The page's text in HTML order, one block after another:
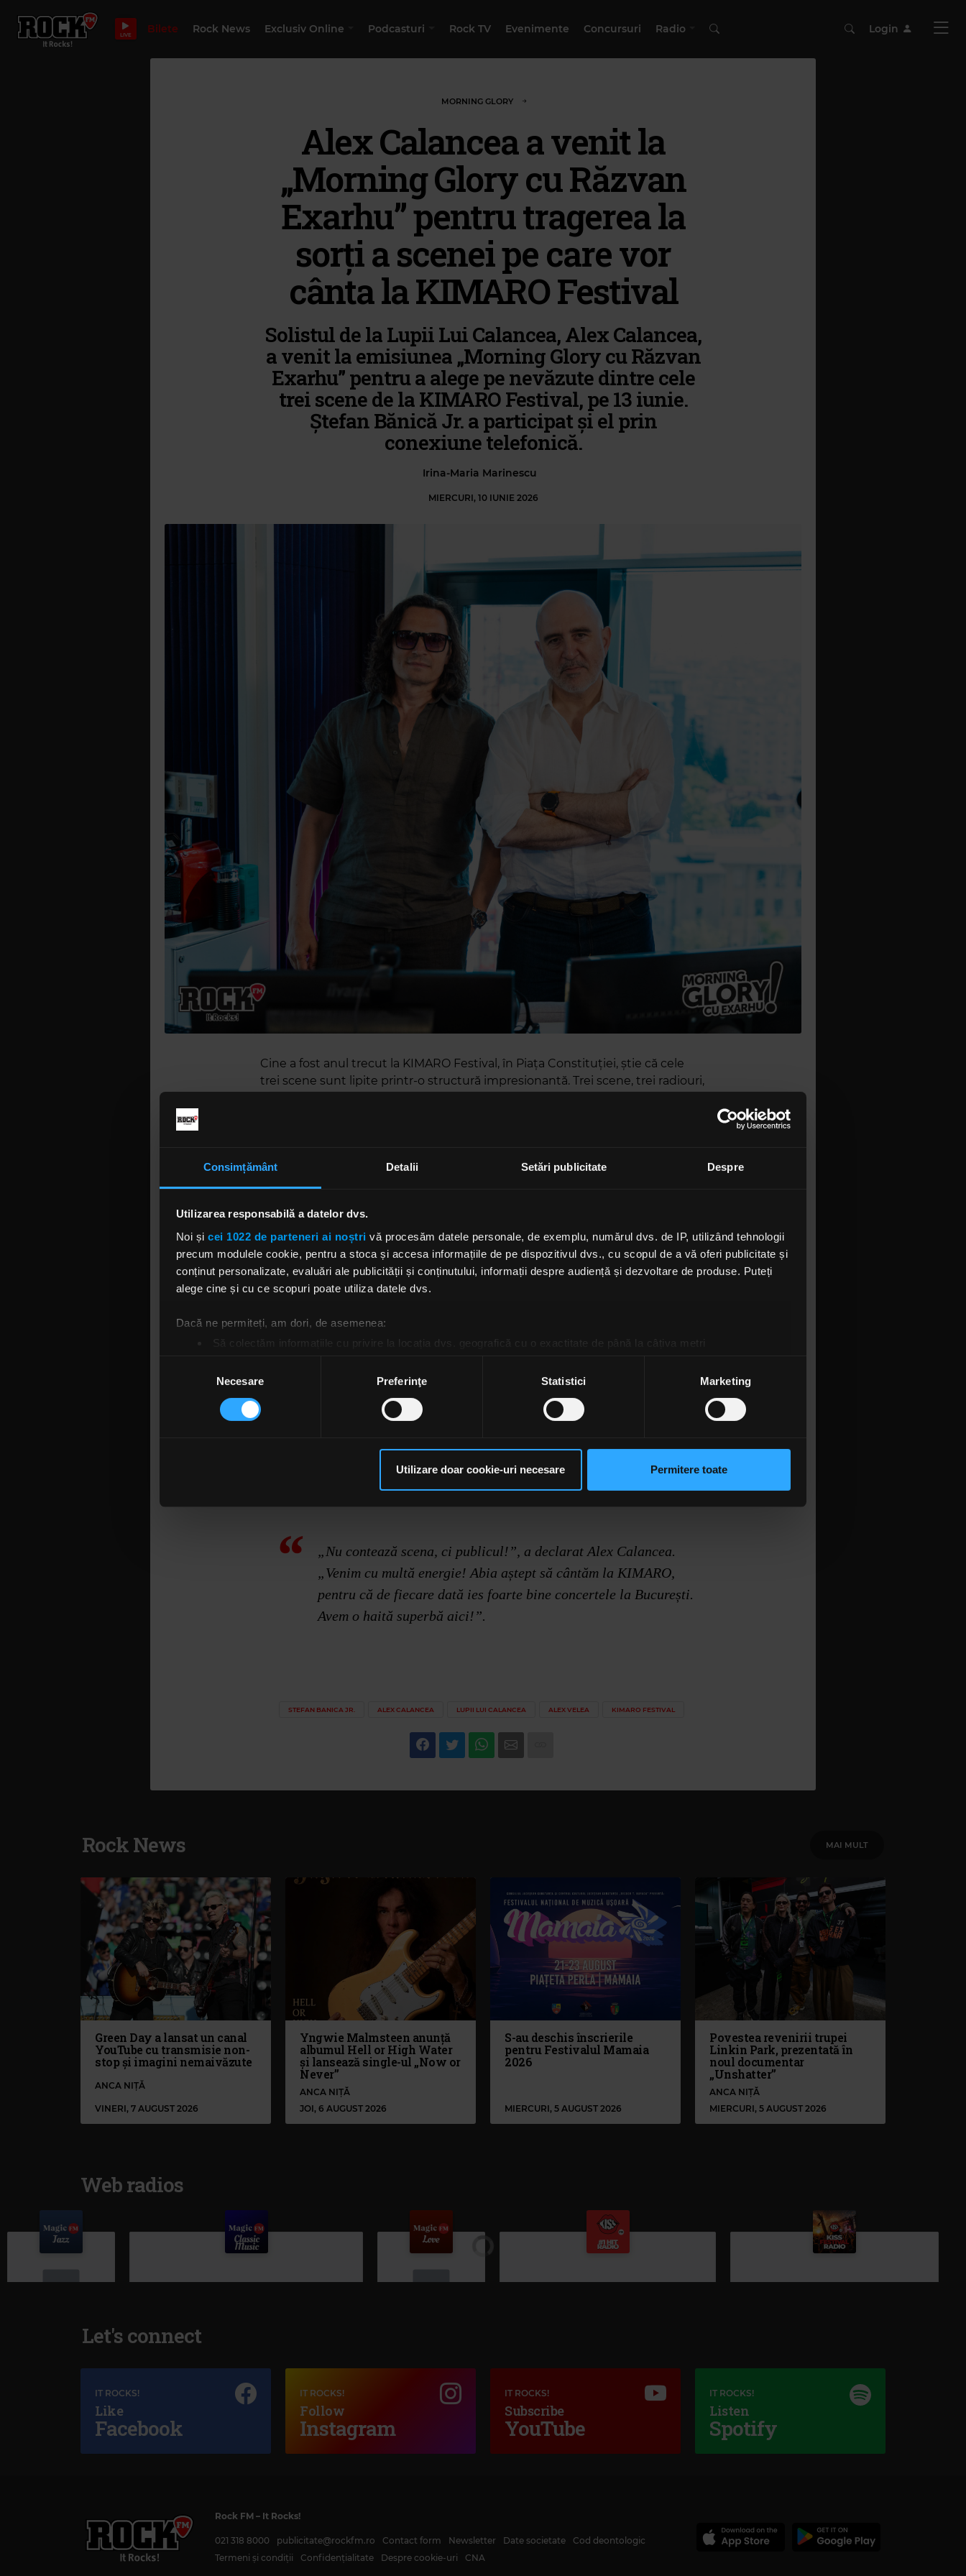
Consimțământ Detalii Setări publicitate Despre
Utilizarea responsabilă a datelor dvs.
Noi și cei 1022 de parteneri ai noștri vă procesăm datele personale, de exemplu, numărul dvs. de IP, utilizând tehnologii
precum modulele cookie, pentru a stoca și accesa informațiile de pe dispozitivul dvs., cu scopul de a vă oferi publicitate și
conținut personalizate, evaluări ale publicității și conținutului, informații despre audiență și dezvoltare de produse. Puteți
alege cine și cu ce scopuri poate utiliza datele dvs.
Dacă ne permiteți, am dori, de asemenea:
Să colectăm informațiile cu privire la locația dvs. geografică cu o exactitate de până la câțiva metri
Găsiți mai multe informații despre procesarea datelor dvs. personale și configurați-vă preferințele la
secțiunea cu detalii
Vă puteți modifica sau retrage oricând acordul din Declarația despre modulele cookie.
traficul. De asemenea, le oferim partenerilor de rețele sociale, de publicitate și de analize informații cu privire la modul în
care folosiți site-ul nostru. Aceștia le pot combina cu alte informații oferite de dvs. sau culese în urma folosirii serviciilor
consimțământului
Necesare Preferinţe Statistici Marketing
Utilizare doar cookie-uri necesare Permitere toate
LIVE Bilete Rock News Exclusiv Online Podcasturi Rock TV Evenimente Concursuri Radio Login
MORNING GLORY
Alex Calancea a venit la
„Morning Glory cu Răzvan
Exarhu” pentru tragerea la
sorți a scenei pe care vor
cânta la KIMARO Festival
Solistul de la Lupii Lui Calancea, Alex Calancea,
a venit la emisiunea „Morning Glory cu Răzvan
Exarhu” pentru a alege pe nevăzute dintre cele
trei scene de la KIMARO Festival, pe 13 iunie.
Ștefan Bănică Jr. a participat și el prin
conexiune telefonică.
Irina-Maria Marinescu
MIERCURI, 10 IUNIE 2026
Cine a fost anul trecut la KIMARO Festival, în Piața Constituției, știe că cele
trei scene sunt lipite printr-o structură impresionantă. Trei scene, trei radiouri,
revenit scena din centru.
„Nu contează scena, ci publicul!”, a declarat Alex Calancea.
„Venim cu multă energie! Abia aștept să cântăm la KIMARO,
pentru că de fiecare dată ies foarte bine concertele la București.
Avem o haită superbă aici!”.
STEFAN BANICA JR. ALEX CALANCEA LUPII LUI CALANCEA ALEX VELEA KIMARO FESTIVAL
Rock News MAI MULT
Green Day a lansat un canal
YouTube cu transmisie non-
stop și imagini nemaivăzute
ANCA NIȚĂ
VINERI, 7 AUGUST 2026
Yngwie Malmsteen anunță
albumul Hell or High Water
și lansează single-ul „Now or
Never”
ANCA NIȚĂ
JOI, 6 AUGUST 2026
S-au deschis înscrierile
pentru Festivalul Mamaia
2026
MIERCURI, 5 AUGUST 2026
Povestea revenirii trupei
Linkin Park, prezentată în
noul documentar
„Unshatter”
ANCA NIȚĂ
MIERCURI, 5 AUGUST 2026
Web radios
Let's connect
IT ROCKS!
Like
Facebook
IT ROCKS!
Follow
Instagram
IT ROCKS!
Subscribe
YouTube
IT ROCKS!
Listen
Spotify
Rock FM– It Rocks!
021 318 8000 publicitate@rockfm.ro Contact form Newsletter Date societate
Cod deontologic
Termeni și condiții
Confidențialitate Despre cookie-uri CNA